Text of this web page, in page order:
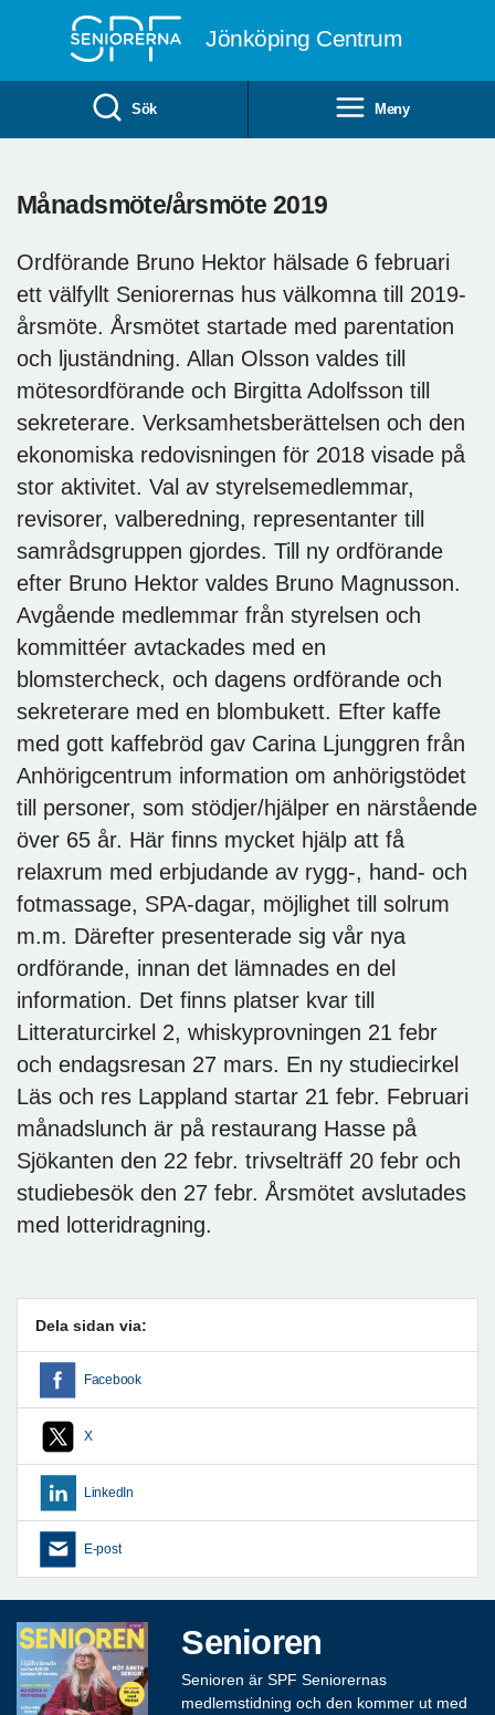
Jönköping Centrum
Sök Meny
Månadsmöte/årsmöte 2019
Ordförande Bruno Hektor hälsade 6 februari
ett välfyllt Seniorernas hus välkomna till 2019-
årsmöte. Årsmötet startade med parentation
och ljuständning. Allan Olsson valdes till
mötesordförande och Birgitta Adolfsson till
sekreterare. Verksamhetsberättelsen och den
ekonomiska redovisningen för 2018 visade på
stor aktivitet. Val av styrelsemedlemmar,
revisorer, valberedning, representanter till
samrådsgruppen gjordes. Till ny ordförande
efter Bruno Hektor valdes Bruno Magnusson.
Avgående medlemmar från styrelsen och
kommittéer avtackades med en
blomstercheck, och dagens ordförande och
sekreterare med en blombukett. Efter kaffe
med gott kaffebröd gav Carina Ljunggren från
Anhörigcentrum information om anhörigstödet
till personer, som stödjer/hjälper en närstående
över 65 år. Här finns mycket hjälp att få
relaxrum med erbjudande av rygg-, hand- och
fotmassage, SPA-dagar, möjlighet till solrum
m.m. Därefter presenterade sig vår nya
ordförande, innan det lämnades en del
information. Det finns platser kvar till
Litteraturcirkel 2, whiskyprovningen 21 febr
och endagsresan 27 mars. En ny studiecirkel
Läs och res Lappland startar 21 febr. Februari
månadslunch är på restaurang Hasse på
Sjökanten den 22 febr. trivselträff 20 febr och
studiebesök den 27 febr. Årsmötet avslutades
med lotteridragning.
Dela sidan via:
Facebook
X
LinkedIn
E-post
Senioren
Senioren är SPF Seniorernas
medlemstidning och den kommer ut med